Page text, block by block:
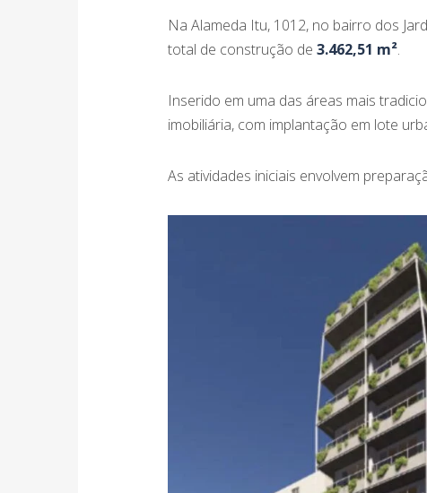
Na Alameda Itu, 1012, no bairro dos
total de construção de 3.462,51 m².
Inserido em uma das áreas mais
imobiliária, com implantação em lote
As atividades iniciais envolvem